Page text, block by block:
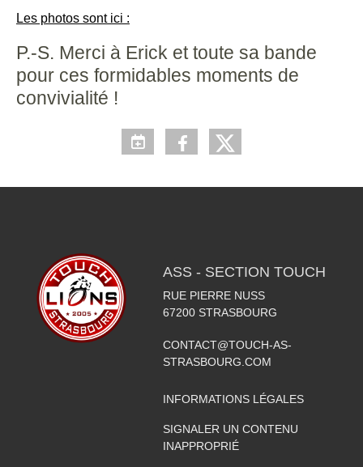
Les photos sont ici :
P.-S. Merci à Erick et toute sa bande
pour ces formidables moments de
convivialité !
ASS - SECTION TOUCH
RUE PIERRE NUSS
67200 STRASBOURG
CONTACT@TOUCH-AS-
STRASBOURG.COM
INFORMATIONS LÉGALES
SIGNALER UN CONTENU
INAPPROPRIÉ